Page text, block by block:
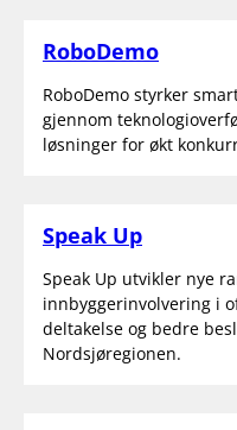
RoboDemo
RoboDemo styrker
gjennom
løsninger for økt
Speak Up
Speak Up utvikler nye
innbyggerinvolvering i
deltakelse og bedre
Nordsjøregionen.